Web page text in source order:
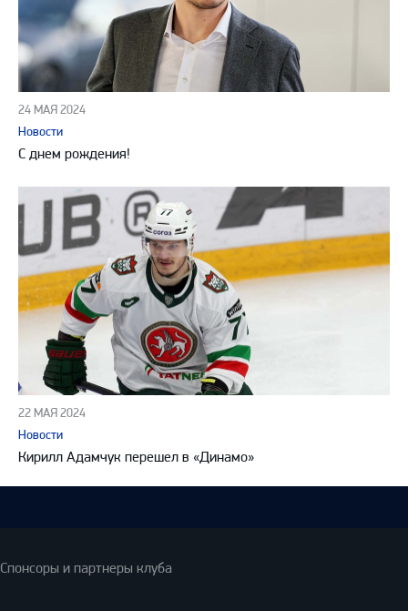
24 МАЯ 2024
Новости
С днем рождения!
22 МАЯ 2024
Новости
Кирилл Адамчук перешел в «Динамо»
Спонсоры и партнеры клуба